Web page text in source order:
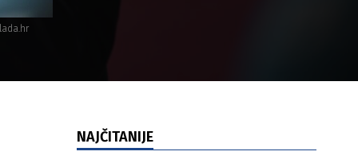
NAJČITANIJE